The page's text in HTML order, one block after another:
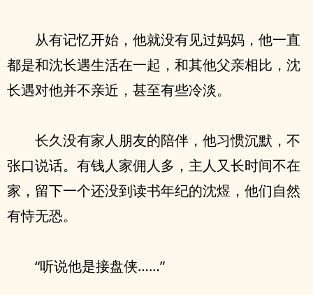
从有记忆开始，他就没有见过妈妈，他一直
都是和沈长遇生活在一起，和其他父亲相比，沈
长遇对他并不亲近，甚至有些冷淡。
长久没有家人朋友的陪伴，他习惯沉默，不
张口说话。有钱人家佣人多，主人又长时间不在
家，留下一个还没到读书年纪的沈煜，他们自然
有恃无恐。
“听说他是接盘侠……”